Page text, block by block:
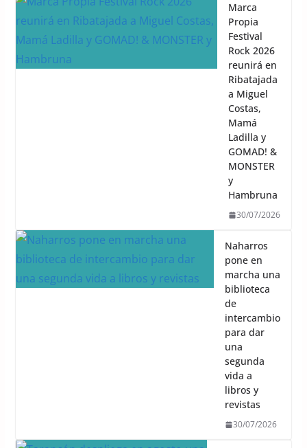
Marca
Propia
Festival
Rock 2026
reunirá en
Ribatajada
a Miguel
Costas,
Mamá
Ladilla y
GOMAD! &
MONSTER
y
Hambruna
30/07/2026
Naharros
pone en
marcha una
biblioteca
de
intercambio
para dar
una
segunda
vida a
libros y
revistas
30/07/2026